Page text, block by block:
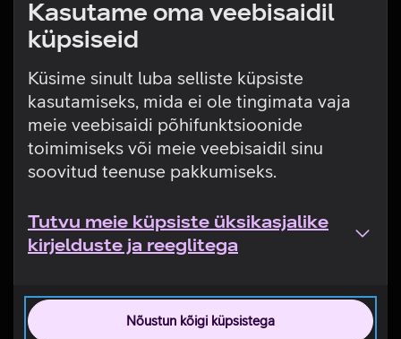
Kasutame oma veebisaidil
küpsiseid
Küsime sinult luba selliste küpsiste
kasutamiseks, mida ei ole tingimata vaja
meie veebisaidi põhifunktsioonide
toimimiseks või meie veebisaidil sinu
soovitud teenuse pakkumiseks.
Tutvu meie küpsiste üksikasjalike
kirjelduste ja reeglitega
Nõustun kõigi küpsistega
Tehniline viga